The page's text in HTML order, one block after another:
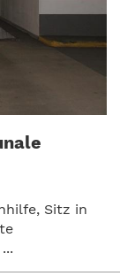
Sitz in